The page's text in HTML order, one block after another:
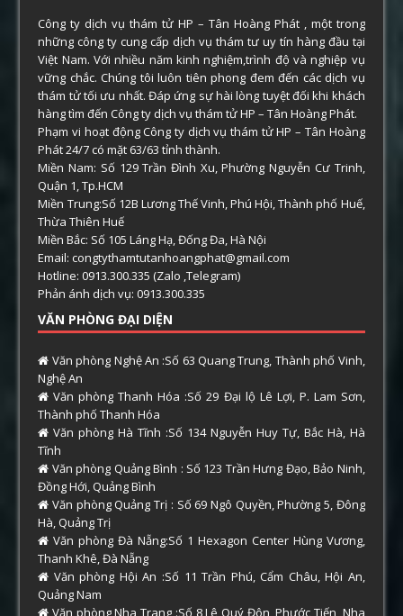
Công ty dịch vụ thám tử HP – Tân Hoàng Phát , một trong
những công ty cung cấp dịch vụ thám tư uy tín hàng đầu tại
Việt Nam. Với nhiều năm kinh nghiệm,trình độ và nghiệp vụ
vững chắc. Chúng tôi luôn tiên phong đem đến các dịch vụ
thám tử tối ưu nhất. Đáp ứng sự hài lòng tuyệt đối khi khách
hàng tìm đến Công ty dịch vụ thám tử HP – Tân Hoàng Phát.
Phạm vi hoạt động Công ty dịch vụ thám tử HP – Tân Hoàng
Phát 24/7 có mặt 63/63 tỉnh thành.
Miền Nam: Số 129 Trần Đình Xu, Phường Nguyễn Cư Trinh,
Quận 1, Tp.HCM
Miền Trung:Số 12B Lương Thế Vinh, Phú Hội, Thành phố Huế,
Thừa Thiên Huế
Miền Bắc: Số 105 Láng Hạ, Đống Đa, Hà Nội
Email: congtythamtutanhoangphat@gmail.com
Hotline: 0913.300.335 (Zalo ,Telegram)
Phản ánh dịch vụ: 0913.300.335
VĂN PHÒNG ĐẠI DIỆN
Văn phòng Nghệ An :Số 63 Quang Trung, Thành phố Vinh,
Nghệ An
Văn phòng Thanh Hóa :Số 29 Đại lộ Lê Lợi, P. Lam Sơn,
Thành phố Thanh Hóa
Văn phòng Hà Tĩnh :Số 134 Nguyễn Huy Tự, Bắc Hà, Hà
Tĩnh
Văn phòng Quảng Bình : Số 123 Trần Hưng Đạo, Bảo Ninh,
Đồng Hới, Quảng Bình
Văn phòng Quảng Trị : Số 69 Ngô Quyền, Phường 5, Đông
Hà, Quảng Trị
Văn phòng Đà Nẵng:Số 1 Hexagon Center Hùng Vương,
Thanh Khê, Đà Nẵng
Văn phòng Hội An :Số 11 Trần Phú, Cẩm Châu, Hội An,
Quảng Nam
Văn phòng Nha Trang :Số 8 Lê Quý Đôn, Phước Tiến, Nha